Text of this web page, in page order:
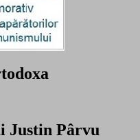
Justin Pârvu